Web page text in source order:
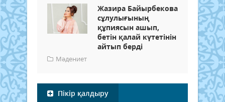
Жазира Байырбекова
сұлулығының
құпиясын ашып,
бетін қалай күтетінін
айтып берді
Мәдениет
Пікір қалдыру